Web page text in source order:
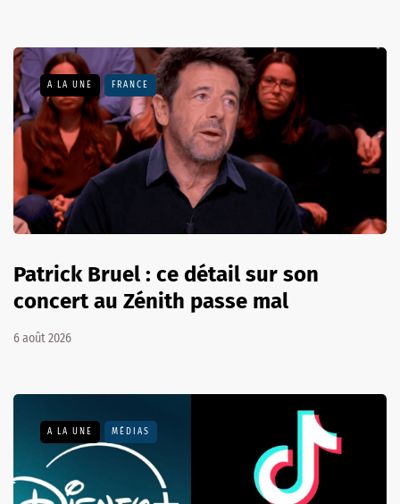
A LA UNE FRANCE
Patrick Bruel : ce détail sur son
concert au Zénith passe mal
6 août 2026
A LA UNE MÉDIAS